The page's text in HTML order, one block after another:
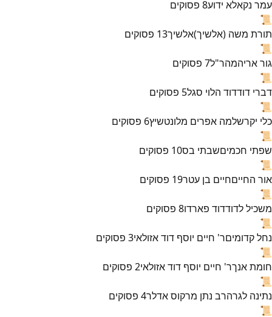
עמר נקאלא ידוע8 פסוקים
📜
תורת משה (אלשיך)אלשיך13 פסוקים
📜
גור אריהמהר"ל7 פסוקים
📜
דברי דודדוד הלוי סגל5 פסוקים
📜
כלי יקרשלמה אפרים מלונטשיץ6 פסוקים
📜
שפתי חכמיםשבתי בס10 פסוקים
📜
אור החייםחיים בן עטר19 פסוקים
📜
משכיל לדודדוד פארדו8 פסוקים
📜
נחל קדומיםר' חיים יוסף דוד אזולאי3 פסוקים
📜
חומת אנךר' חיים יוסף דוד אזולאי2 פסוקים
📜
נתינה לגרהרב נתן מרקוס אדלר4 פסוקים
📜